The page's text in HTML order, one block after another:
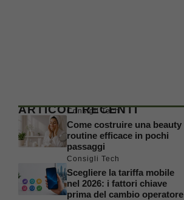
ARTICOLI RECENTI
Consigli Tech
Come costruire una beauty
routine efficace in pochi
passaggi
Consigli Tech
Scegliere la tariffa mobile
nel 2026: i fattori chiave
prima del cambio operatore